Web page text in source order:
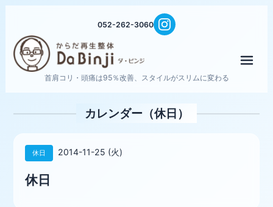
052-262-3060
首肩コリ・頭痛は95％改善、スタイルがスリムに変わる
カレンダー（休日）
休日 2014-11-25 (火)
休日